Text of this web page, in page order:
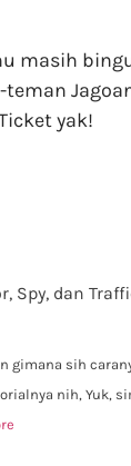
masih
yak!
Spy, dan
gimana sih
nih, Yuk,